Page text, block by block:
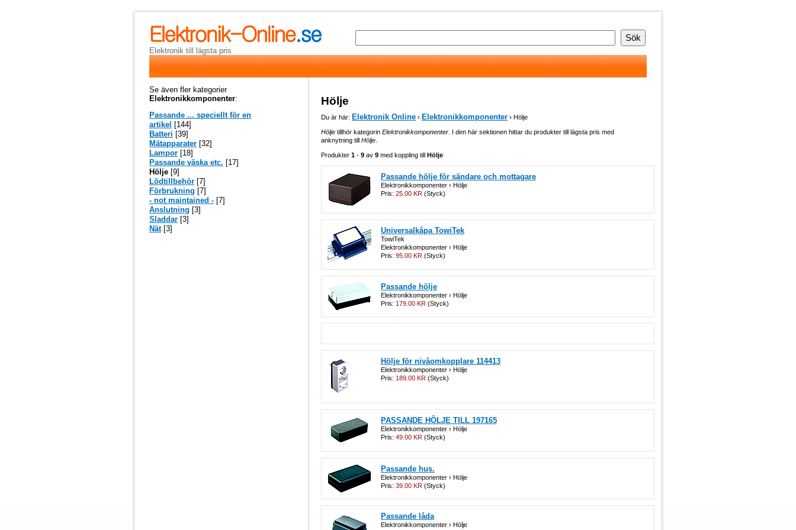
Elektronik till lägsta pris
Hölje
Du är här: Elektronik Online › Elektronikkomponenter › Hölje
Hölje tillhör kategorin Elektronikkomponenter . I den här sektionen hittar du produkter till lägsta pris med
anknytning till Hölje
Produkter 1 - 9 av 9 med koppling till Hölje
Passande hölje för sändare och mottagare
Elektronikkomponenter › Hölje
Pris: 25.00 KR (Styck)
Universalkåpa TowiTek
TowiTek
Elektronikkomponenter › Hölje
Pris: 95.00 KR (Styck)
Passande hölje
Elektronikkomponenter › Hölje
Pris: 179.00 KR (Styck)
Hölje för nivåomkopplare 114413
Elektronikkomponenter › Hölje
Pris: 189.00 KR (Styck)
PASSANDE HÖLJE TILL 197165
Elektronikkomponenter › Hölje
Pris: 49.00 KR (Styck)
Passande hus.
Elektronikkomponenter › Hölje
Pris: 39.00 KR (Styck)
Passande låda
Elektronikkomponenter › Hölje
Se även fler kategorier
Elektronikkomponenter:
Passande ... speciellt för en
artikel
[144]
Batteri [39]
Mätapparater [32]
Lampor [18]
Passande väska etc. [17]
Hölje [9]
Lödtillbehör [7]
Förbrukning [7]
- not maintained - [7]
Anslutning [3]
Sladdar [3]
Nät[3]